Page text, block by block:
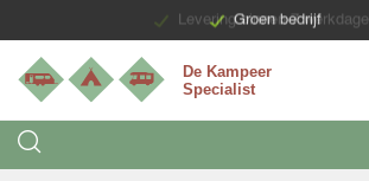
Groen bedrijf
Levering binnen 7